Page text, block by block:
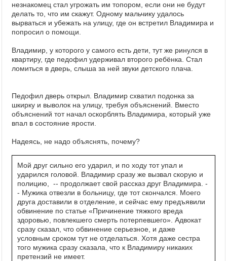
незнакомец стал угрожать им топором, если они не будут
делать то, что им скажут. Одному мальчику удалось
вырваться и убежать на улицу, где он встретил Владимира и
попросил о помощи.
Владимир, у которого у самого есть дети, тут же ринулся в
квартиру, где педофил удерживал второго ребёнка. Стал
ломиться в дверь, слыша за ней звуки детского плача.
Педофил дверь открыл. Владимир схватил подонка за
шкирку и выволок на улицу, требуя объяснений. Вместо
объяснений тот начал оскорблять Владимира, который уже
впал в состояние ярости.
Надеясь, не надо объяснять, почему?
Мой друг сильно его ударил, и по ходу тот упал и
ударился головой. Владимир сразу же вызвал скорую и
полицию, -- продолжает свой рассказ друг Владимира. -
- Мужика отвезли в больницу, где тот скончался. Моего
друга доставили в отделение, и сейчас ему предъявили
обвинение по статье «Причинение тяжкого вреда
здоровью, повлекшего смерть потерпевшего». Адвокат
сразу сказал, что обвинение серьезное, и даже
условным сроком тут не отделаться. Хотя даже сестра
того мужика сразу сказала, что к Владимиру никаких
претензий не имеет.